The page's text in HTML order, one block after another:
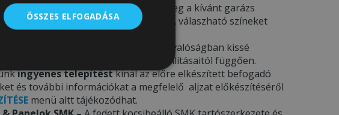
–Rendeléskor kérjük adja meg a kívánt garázs
információt a megjegyzés rovatba. A válaszható színeket
SZÍNEK PALETTÁJAmenü alatt.
– a valóságban kissé
eszköz / számítógép képernyő beállításaitól függően.
ingyenes telepítéstkínál az előre elkészített befogadó
és további információkat a megfelelő aljzat előkészítéséről
menü altt tájékozódhat.
ÖSSZES ELFOGADÁSA
Besorolatlan